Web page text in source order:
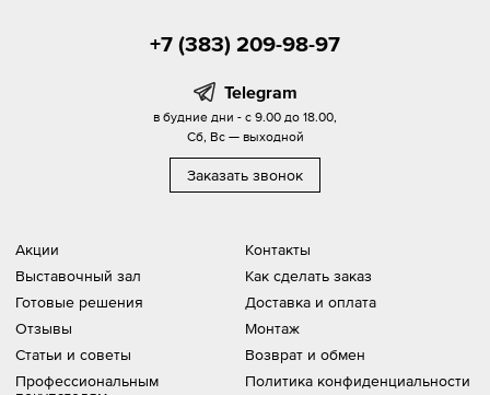
Акции
Выставочный зал
Готовые решения
Отзывы
Статьи и советы
Профессиональным
Контакты
Как сделать заказ
Доставка и оплата
Монтаж
Возврат и обмен
Политика конфиденциальности
+7 (383) 209-98-97
Telegram
в будние дни - с 9.00 до 18.00,
Сб, Вс — выходной
Заказать звонок